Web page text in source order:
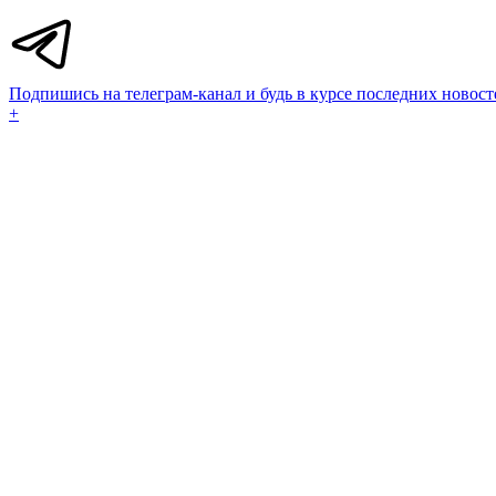
Подпишись на телеграм-канал и будь в курсе последних
+